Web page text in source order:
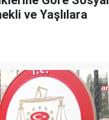
ve Yaşlılara